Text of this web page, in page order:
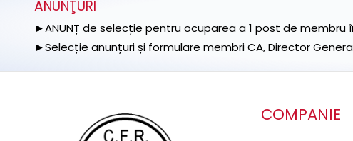
ANUNŢURI
►ANUNȚ de selecție pentru ocuparea a 1 post de membru în
►Selecție anunțuri și formulare membri CA, Director
COMPANIE